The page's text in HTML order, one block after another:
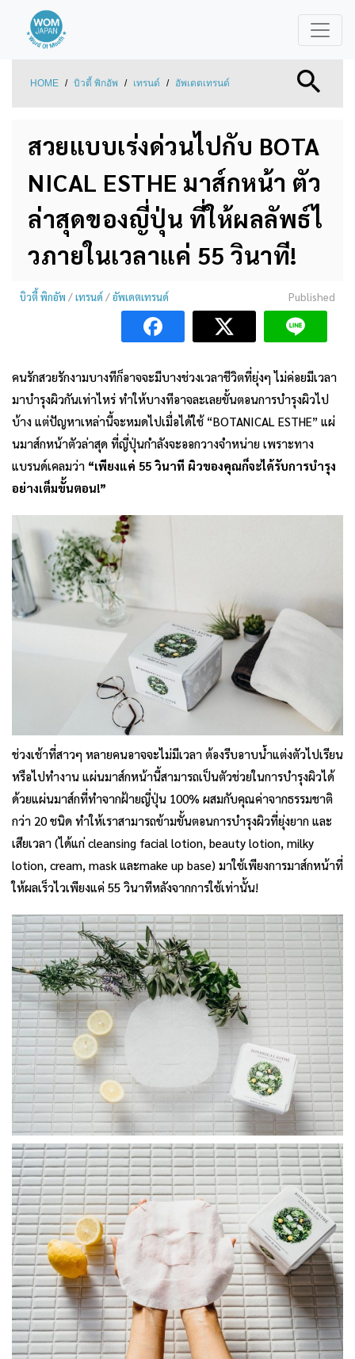
HOME / บิวตี้ พิกอัพ / เทรนด์ / อัพเดตเทรนด์
สวยแบบเร่งด่วนไปกับ BOTA
NICAL ESTHE มาส์กหน้า ตัว
ล่าสุดของญี่ปุ่น ที่ให้ผลลัพธ์ไ
วภายในเวลาแค่ 55 วินาที!
บิวตี้ พิกอัพ /เทรนด์/อัพเดตเทรนด์ Published
คนรักสวยรักงามบางทีก็อาจจะมีบางช่วงเวลาชีวิตที่ยุ่งๆ ไม่ค่อยมีเวลา
มาบำรุงผิวกันเท่าไหร่ ทำให้บางทีอาจละเลยขั้นตอนการบำรุงผิวไป
บ้าง แต่ปัญหาเหล่านี้จะหมดไปเมื่อได้ใช้ “BOTANICAL ESTHE” แผ่
นมาส์กหน้าตัวล่าสุด ที่ญี่ปุ่นกำลังจะออกวางจำหน่าย เพราะทาง
แบรนด์เคลมว่า “เพียงแค่ 55 วินาที ผิวของคุณก็จะได้รับการบำรุง
อย่างเต็มขั้นตอน!”
ช่วงเช้าที่สาวๆ หลายคนอาจจะไม่มีเวลา ต้องรีบอาบน้ำแต่งตัวไปเรียน
หรือไปทำงาน แผ่นมาส์กหน้านี้สามารถเป็นตัวช่วยในการบำรุงผิวได้
ด้วยแผ่นมาส์กที่ทำจากฝ้ายญี่ปุ่น 100% ผสมกับคุณค่าจากธรรมชาติ
กว่า 20 ชนิด ทำให้เราสามารถข้ามขั้นตอนการบำรุงผิวที่ยุ่งยาก และ
เสียเวลา (ได้แก่ cleansing facial lotion, beauty lotion, milky
lotion, cream, mask และmake up base) มาใช้เพียงการมาส์กหน้าที่
ให้ผลเร็วไวเพียงแค่ 55 วินาทีหลังจากการใช้เท่านั้น!